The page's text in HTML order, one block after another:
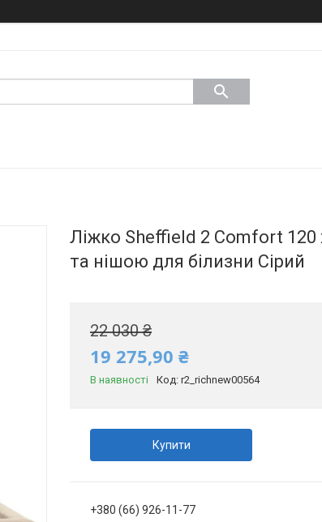
Ліжко Sheffield 2 Comfort
та нішою для білизни Сірий
22 030 ₴
19 275,90 ₴
В наявності Код: r2_richnew00564
Купити
+380 (66) 926-11-77